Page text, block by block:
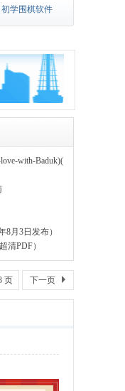
初学围棋软件
with-Baduk)(
8月3日发布）
清PDF）
页 下一页